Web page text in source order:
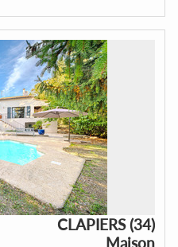
CLAPIERS (34)
Maison